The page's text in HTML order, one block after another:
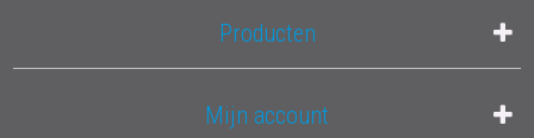
Producten
Mijn account